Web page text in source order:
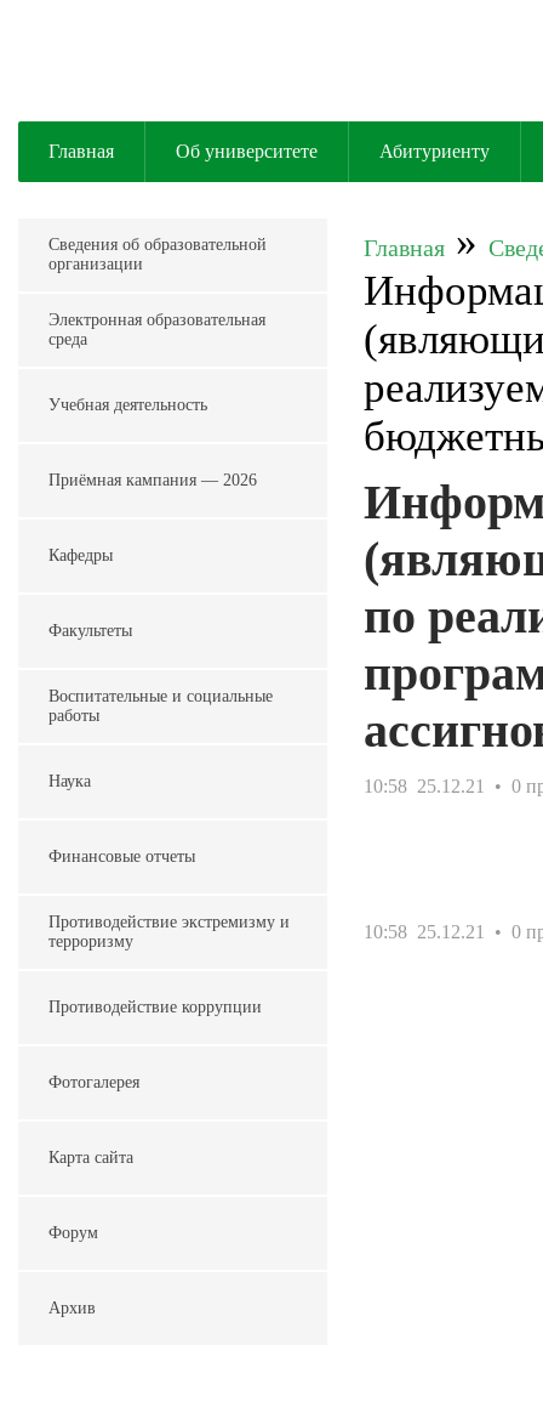
Главная Об университете Абитуриенту
Сведения об образовательной
организации
Электронная образовательная
среда
Учебная деятельность
Приёмная кампания — 2026
Кафедры
Факультеты
Воспитательные и социальные
работы
Наука
Финансовые отчеты
Противодействие экстремизму и
терроризму
Противодействие коррупции
Фотогалерея
Карта сайта
Форум
Архив
Главная »
по
10:58 25.12.21 • 0
10:58 25.12.21 • 0